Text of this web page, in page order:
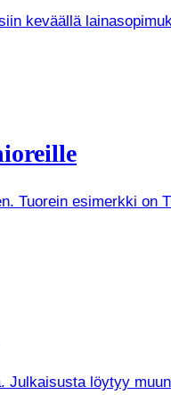
keväällä
Tuorein esimerkki on
löytyy